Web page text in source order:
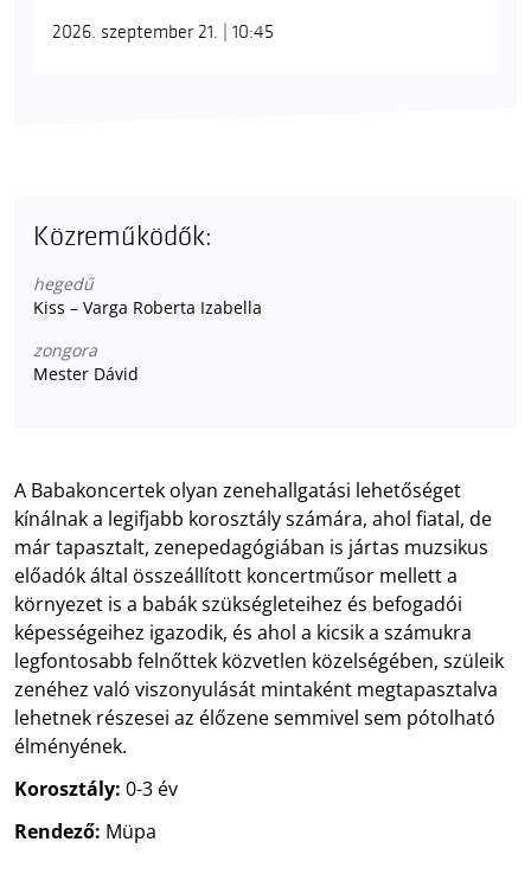
2026. szeptember 21. | 10:45
Közreműködők:
hegedű
Kiss – Varga Roberta Izabella
zongora
Mester Dávid
A Babakoncertek olyan zenehallgatási lehetőséget
kínálnak a legifjabb korosztály számára, ahol fiatal, de
már tapasztalt, zenepedagógiában is jártas muzsikus
előadók által összeállított koncertműsor mellett a
környezet is a babák szükségleteihez és befogadói
képességeihez igazodik, és ahol a kicsik a számukra
legfontosabb felnőttek közvetlen közelségében, szüleik
zenéhez való viszonyulását mintaként megtapasztalva
lehetnek részesei az élőzene semmivel sem pótolható
élményének.
Korosztály: 0-3 év
Rendező: Müpa